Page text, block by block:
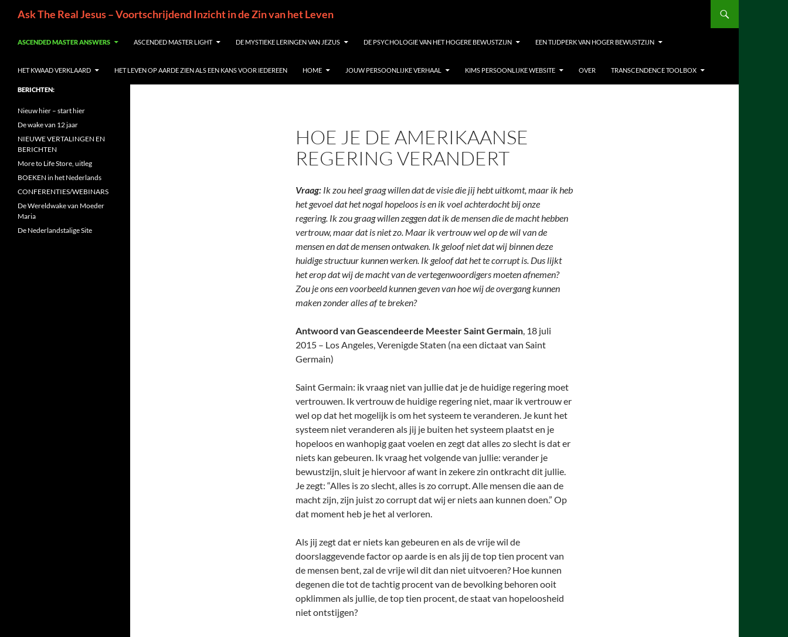
inhoud
Ask The Real Jesus – Voortschrijdend Inzicht in de Zin van het Leven
ASCENDED MASTER ANSWERS ASCENDED MASTER LIGHT DE MYSTIEKE LERINGEN VAN JEZUS DE PSYCHOLOGIE VAN HET HOGERE BEWUSTZIJN EEN TIJDPERK VAN HOGER BEWUSTZIJN
HET KWAAD VERKLAARD HET LEVEN OP AARDE ZIEN ALS EEN KANS VOOR IEDEREEN HOME JOUW PERSOONLIJKE VERHAAL KIMS PERSOONLIJKE WEBSITE OVER TRANSCENDENCE TOOLBOX
HOE JE DE AMERIKAANSE
REGERING VERANDERT
Vraag: Ik zou heel graag willen dat de visie die jij hebt uitkomt, maar ik heb
het gevoel dat het nogal hopeloos is en ik voel achterdocht bij onze
regering. Ik zou graag willen zeggen dat ik de mensen die de macht hebben
vertrouw, maar dat is niet zo. Maar ik vertrouw wel op de wil van de
mensen en dat de mensen ontwaken. Ik geloof niet dat wij binnen deze
huidige structuur kunnen werken. Ik geloof dat het te corrupt is. Dus lijkt
het erop dat wij de macht van de vertegenwoordigers moeten afnemen?
Zou je ons een voorbeeld kunnen geven van hoe wij de overgang kunnen
maken zonder alles af te breken?
Antwoord van Geascendeerde Meester Saint Germain, 18 juli
2015 – Los Angeles, Verenigde Staten (na een dictaat van Saint
Germain)
Saint Germain: ik vraag niet van jullie dat je de huidige regering moet
vertrouwen. Ik vertrouw de huidige regering niet, maar ik vertrouw er
wel op dat het mogelijk is om het systeem te veranderen. Je kunt het
systeem niet veranderen als jij je buiten het systeem plaatst en je
hopeloos en wanhopig gaat voelen en zegt dat alles zo slecht is dat er
niets kan gebeuren. Ik vraag het volgende van jullie: verander je
bewustzijn, sluit je hiervoor af want in zekere zin ontkracht dit jullie.
Je zegt: “Alles is zo slecht, alles is zo corrupt. Alle mensen die aan de
macht zijn, zijn juist zo corrupt dat wij er niets aan kunnen doen.” Op
dat moment heb je het al verloren.
Als jij zegt dat er niets kan gebeuren en als de vrije wil de
doorslaggevende factor op aarde is en als jij de top tien procent van
de mensen bent, zal de vrije wil dit dan niet uitvoeren? Hoe kunnen
degenen die tot de tachtig procent van de bevolking behoren ooit
opklimmen als jullie, de top tien procent, de staat van hopeloosheid
niet ontstijgen?
BERICHTEN:
Nieuw hier – start hier
De wake van 12 jaar
NIEUWE VERTALINGEN EN
BERICHTEN
More to Life Store, uitleg
BOEKEN in het Nederlands
CONFERENTIES/WEBINARS
De Wereldwake van Moeder
Maria
De Nederlandstalige Site